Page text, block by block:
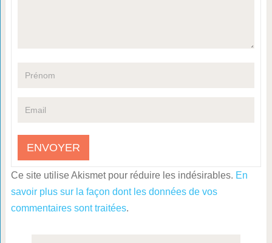
Ce site utilise Akismet pour réduire les indésirables. En
savoir plus sur la façon dont les données de vos
commentaires sont traitées.